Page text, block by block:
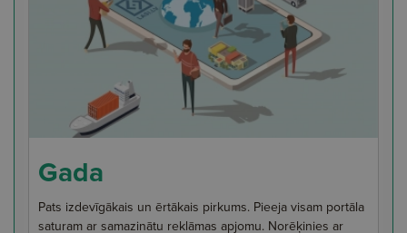
Gada
Pats izdevīgākais un ērtākais pirkums. Pieeja visam portāla
saturam ar samazinātu reklāmas apjomu. Norēķinies ar